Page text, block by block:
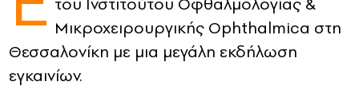
ADVERTISEΜικροχειρουργικής Ophthalmica στη
Θεσσαλονίκη με μια μεγάλη εκδήλωση
εγκαινίων.